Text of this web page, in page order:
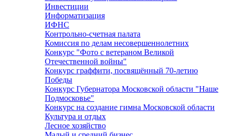
Инвестиции
Информатизация
ИФНС
Контрольно-счетная палата
Комиссия по делам несовершеннолетних
Конкурс "Фото с ветераном Великой
Отечественной войны"
Конкурс граффити, посвящённый 70-летию
Победы
Конкурс Губернатора Московской области "Наше
Подмосковье"
Конкурс на создание гимна Московской области
Культура и отдых
Лесное хозяйство